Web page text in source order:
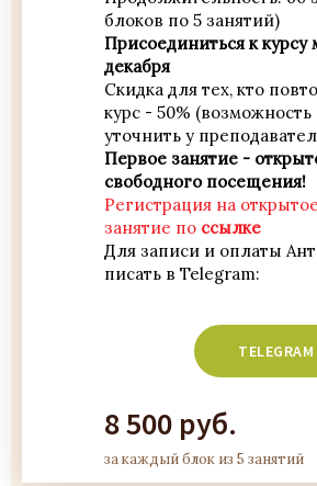
блоков по 5 занятий)
Присоединиться к
декабря
Скидка для тех, кто
курс - 50%
уточнить у
Первое занятие -
свободного посещения!
Регистрация на
занятие по ссылке
Для записи и оплаты
писать в Telegram:
8 500 руб.
за каждый блок из 5 занятий